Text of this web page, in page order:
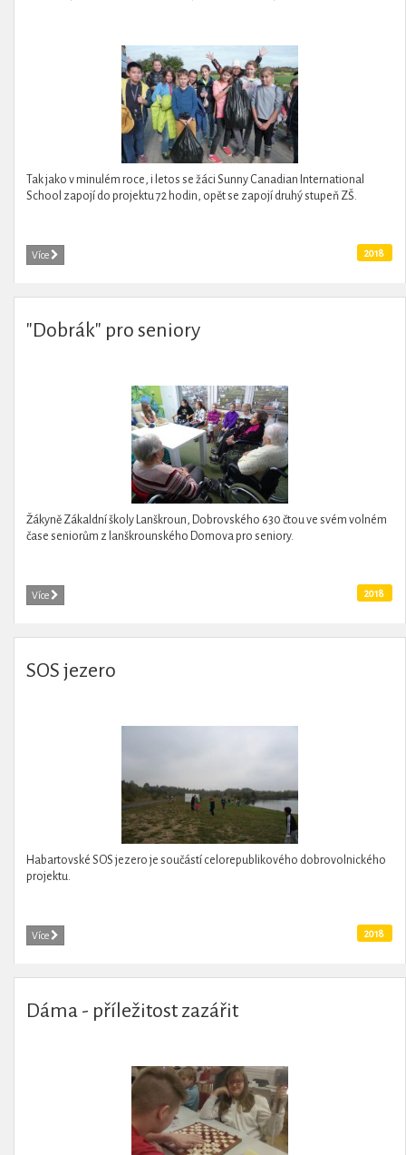
Tak jako v minulém roce, i letos se žáci Sunny Canadian International
School zapojí do projektu 72 hodin, opět se zapojí druhý stupeň ZŠ.
Více 2018
"Dobrák" pro seniory
Žákyně Zákaldní školy Lanškroun, Dobrovského 630 čtou ve svém volném
čase seniorům z lanškrounského Domova pro seniory.
Více 2018
SOS jezero
Habartovské SOS jezero je součástí celorepublikového dobrovolnického
projektu.
Více 2018
Dáma - příležitost zazářit